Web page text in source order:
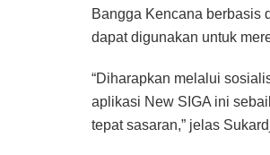
Bangga Kencana berbasis
dapat digunakan untuk
“Diharapkan melalui
aplikasi New SIGA ini
tepat sasaran,” jelas